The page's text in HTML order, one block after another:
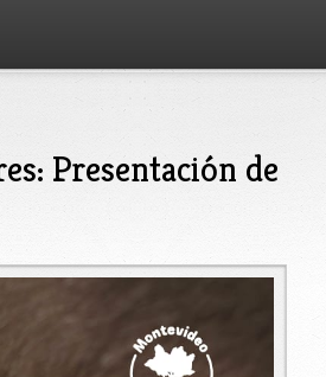
Presentación de